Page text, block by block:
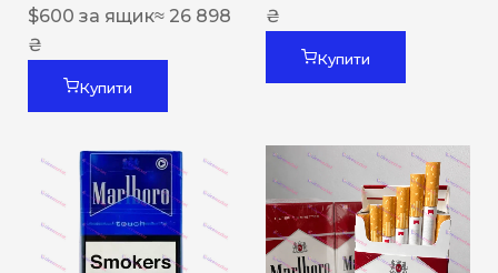
$600 за ящик≈ 26 898
₴
Купити
₴
Купити